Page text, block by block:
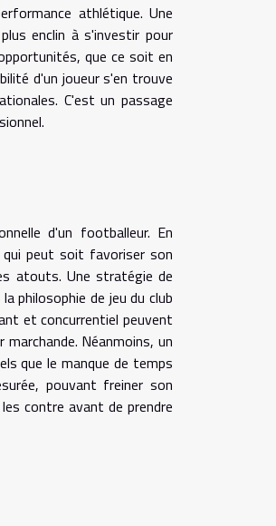
athlétique. Une
enclin à s'investir pour
que ce soit en
d'un joueur s'en trouve
C'est un passage
d'un footballeur. En
peut soit favoriser son
atouts. Une stratégie de
philosophie de jeu du club
et concurrentiel peuvent
Néanmoins, un
que le manque de temps
pouvant freiner son
contre avant de prendre